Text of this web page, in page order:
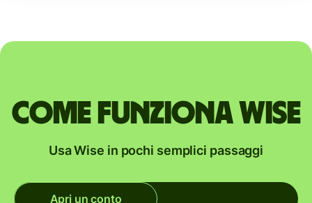
Come funziona Wise
Usa Wise in pochi semplici passaggi
Apri un conto